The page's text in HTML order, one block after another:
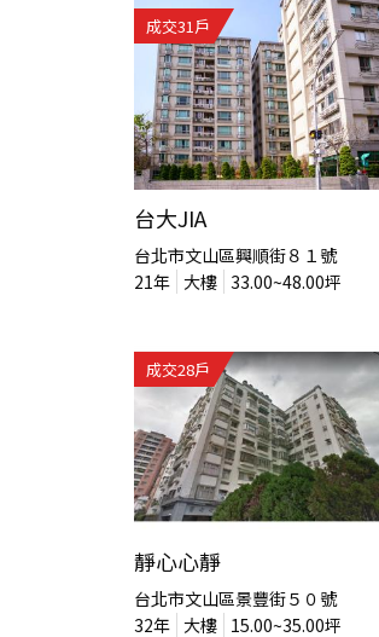
成交31戶
台大JIA
台北市文山區興順街８１號
21年 大樓 33.00~48.00坪
成交28戶
靜心心靜
台北市文山區景豐街５０號
32年 大樓 15.00~35.00坪